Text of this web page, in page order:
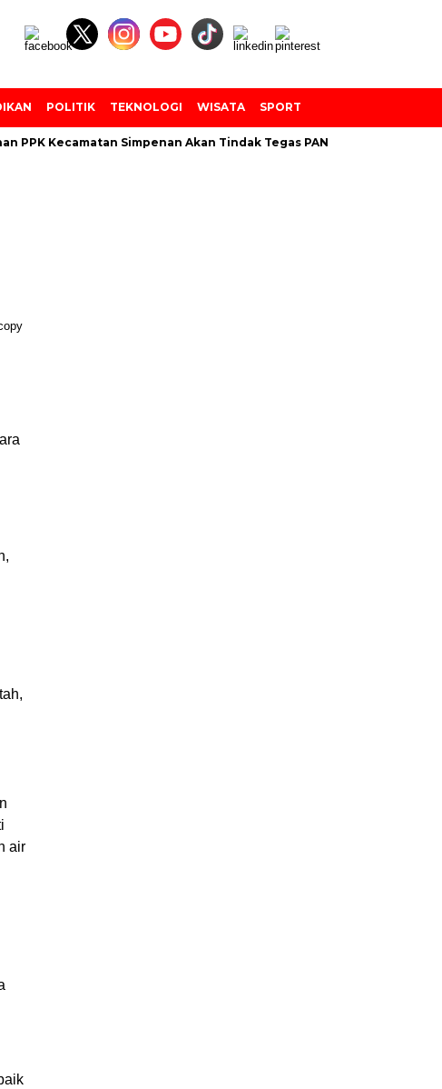
POLITIK TEKNOLOGI WISATA SPORT
Kecamatan Simpenan Akan Tindak Tegas PANTARLIH Yang Tembak
air